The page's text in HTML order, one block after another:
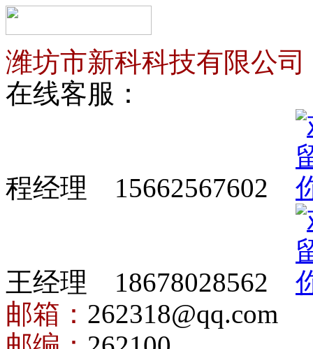
潍坊市新科科技有限公司
在线客服：
程经理 15662567602
王经理 18678028562
邮箱： 262318@qq.com